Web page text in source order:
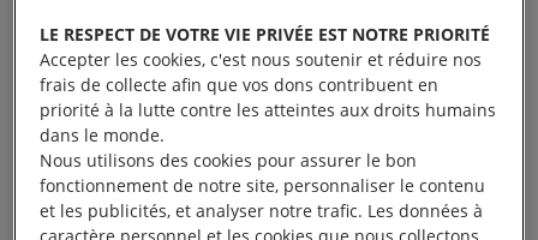
parcours, et ravis de pouvoir échanger avec lui.
Le lendemain, nos jeunes militants ont préparé une
action pour dénoncer les ventes irresponsables
d’armes de la France. Pancartes créatives, affichage
sauvage, clean tag, … nous leur avons donné les
LE RESPECT DE VOTRE VIE PRIVÉE EST NOTRE PRIORITÉ
Accepter les cookies, c'est nous soutenir et réduire nos
frais de collecte afin que vos dons contribuent en
priorité à la lutte contre les atteintes aux droits humains
dans le monde.
Nous utilisons des cookies pour assurer le bon
fonctionnement de notre site, personnaliser le contenu
et les publicités, et analyser notre trafic. Les données à